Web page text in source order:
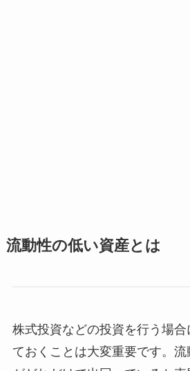
流動性の低い資産とは
株式投資などの投資を行う場合
ておくことは大変重要です。